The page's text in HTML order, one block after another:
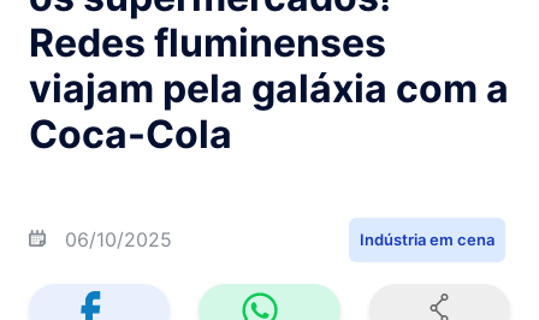
Redes fluminenses
viajam pela galáxia com a
Coca-Cola
06/10/2025 Indústria em cena